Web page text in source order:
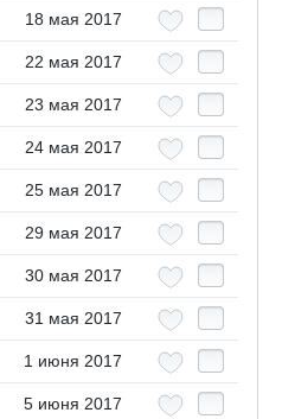
18 мая 2017
22 мая 2017
23 мая 2017
24 мая 2017
25 мая 2017
29 мая 2017
30 мая 2017
31 мая 2017
1 июня 2017
5 июня 2017